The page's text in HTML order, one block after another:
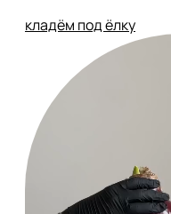
кладём под ёлку